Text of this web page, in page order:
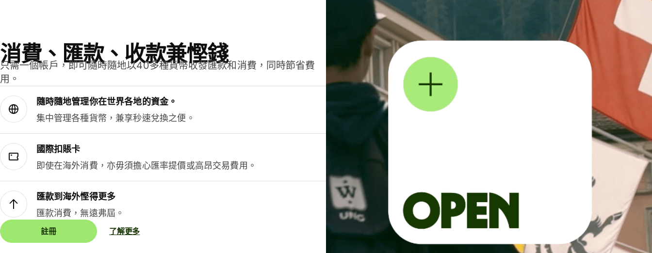
消費、匯款、收款兼慳錢
只需一個帳戶，即可隨時隨地以40多種貨幣收發匯款和消費，同時節省費
用。
隨時隨地管理你在世界各地的資金。
集中管理各種貨幣，兼享秒速兌換之便。
國際扣賬卡
即使在海外消費，亦毋須擔心匯率提價或高昂交易費用。
匯款到海外慳得更多
匯款消費，無遠弗屆。
註冊 了解更多